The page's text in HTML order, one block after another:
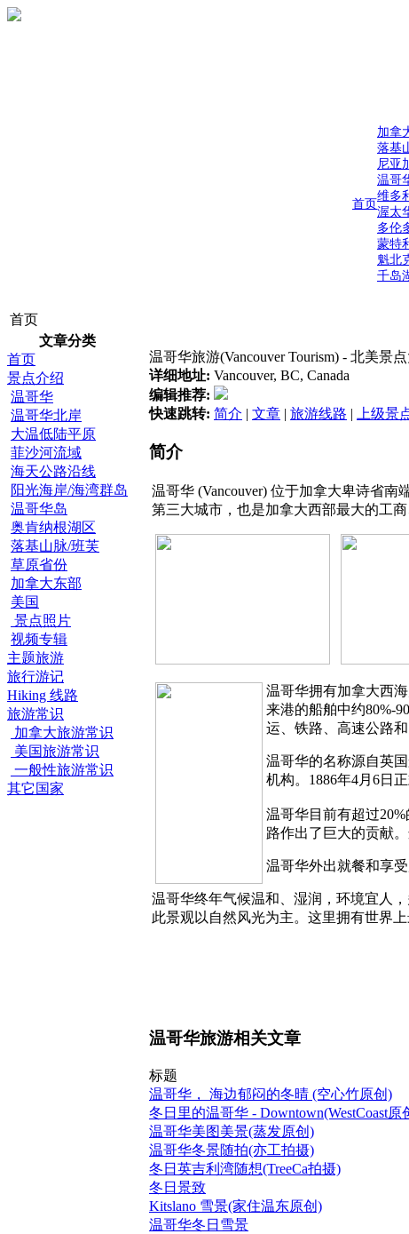
首页
加拿
落基
尼亚
温哥
维多
渥太
多伦
蒙特
魁北
千岛
首页
文章分类
首页
景点介绍
温哥华
温哥华北岸
大温低陆平原
菲沙河流域
海天公路沿线
阳光海岸/海湾群岛
温哥华岛
奥肯纳根湖区
落基山脉/班芙
草原省份
加拿大东部
美国
景点照片
视频专辑
主题旅游
旅行游记
Hiking 线路
旅游常识
加拿大旅游常识
美国旅游常识
一般性旅游常识
其它国家
温哥华旅游(Vancouver Tourism) - 北美景
详细地址: Vancouver, BC, Canada
编辑推荐:
快速跳转: 简介 | 文章 | 旅游线路 | 上级景
简介
温哥华 (Vancouver) 位于加拿大卑诗省
第三大城市，也是加拿大西部最大的工
温哥华拥有加拿大西
来港的船舶中约80%-
运、铁路、高速公路和
温哥华的名称源自英
机构。1886年4月6日
温哥华目前有超过
路作出了巨大的贡献
温哥华外出就餐和享
温哥华终年气候温和、湿润，环境宜人
此景观以自然风光为主。这里拥有世界
温哥华旅游相关文章
标题
温哥华， 海边郁闷的冬晴 (空心竹原创)
冬日里的温哥华 - Downtown(WestCoast原
温哥华美图美景(蒸发原创)
温哥华冬景随拍(亦工拍摄)
冬日英吉利湾随想(TreeCa拍摄)
冬日景致
Kitslano 雪景(家住温东原创)
温哥华冬日雪景